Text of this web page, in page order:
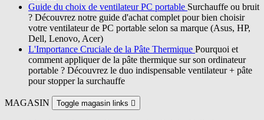
Guide du choix de ventilateur PC portable Surchauffe ou bruit
? Découvrez notre guide d'achat complet pour bien choisir
votre ventilateur de PC portable selon sa marque (Asus, HP,
Dell, Lenovo, Acer)
L'Importance Cruciale de la Pâte Thermique Pourquoi et
comment appliquer de la pâte thermique sur son ordinateur
portable ? Découvrez le duo indispensable ventilateur + pâte
pour stopper la surchauffe
MAGASIN Toggle magasin links 